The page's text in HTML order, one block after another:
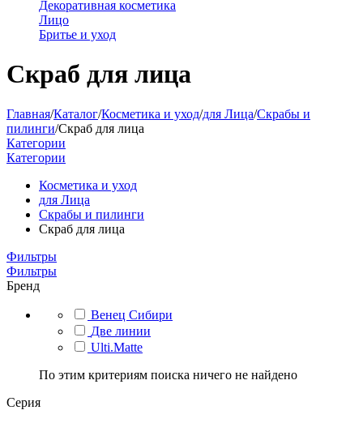
Декоративная косметика
Лицо
Бритье и уход
Скраб для лица
Главная/Каталог/Косметика и уход/для Лица/Скрабы и
пилинги/Скраб для лица
Категории
Категории
Косметика и уход
для Лица
Скрабы и пилинги
Скраб для лица
Фильтры
Фильтры
Бренд
Венец Сибири
Две линии
Ulti.Matte
По этим критериям поиска ничего не найдено
Серия